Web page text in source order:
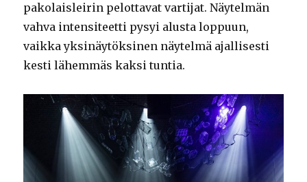
pakolaisleirin pelottavat vartijat. Näytelmän
vahva intensiteetti pysyi alusta loppuun,
vaikka yksinäytöksinen näytelmä ajallisesti
kesti lähemmäs kaksi tuntia.